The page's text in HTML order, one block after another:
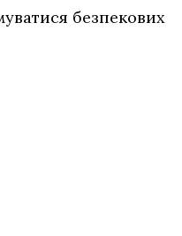
безпекових